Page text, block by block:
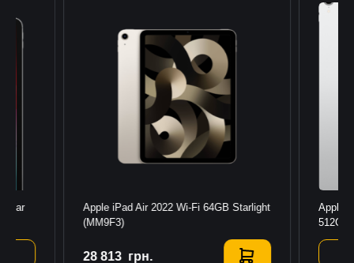
Apple iPad Air 2022 Wi-Fi 64GB Starlight
(MM9F3)
28 813 грн.
Купити
Apple
512GB